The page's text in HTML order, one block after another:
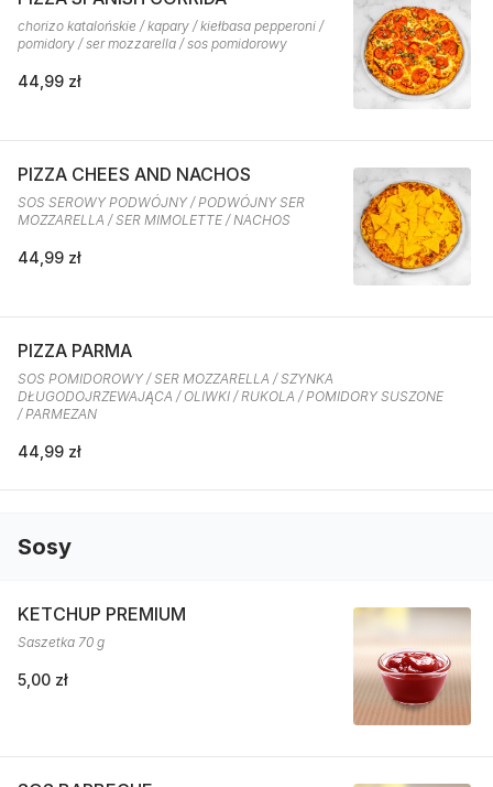
chorizo katalońskie / kapary / kiełbasa pepperoni /
pomidory / ser mozzarella / sos pomidorowy
44,99 zł
PIZZA CHEES AND NACHOS
SOS SEROWY PODWÓJNY / PODWÓJNY SER
MOZZARELLA / SER MIMOLETTE / NACHOS
44,99 zł
PIZZA PARMA
SOS POMIDOROWY / SER MOZZARELLA / SZYNKA
DŁUGODOJRZEWAJĄCA / OLIWKI / RUKOLA / POMIDORY SUSZONE
/ PARMEZAN
44,99 zł
Sosy
KETCHUP PREMIUM
Saszetka 70 g
5,00 zł